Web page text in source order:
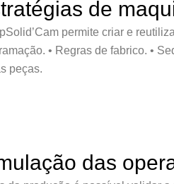
de
permite criar e
• Regras de fabrico. •
peças.
das